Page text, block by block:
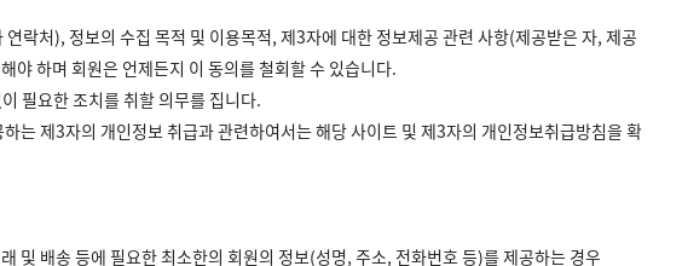
락처), 정보의 수집 목적 및 이용목적, 제3자에 대한 정보제공 관련 사항(제공받은 자, 제공
야 하며 회원은 언제든지 이 동의를 철회할 수 있습니다.
필요한 조치를 취할 의무를 집니다.
는 제3자의 개인정보 취급과 관련하여서는 해당 사이트 및 제3자의 개인정보취급방침을 확
및 배송 등에 필요한 최소한의 회원의 정보(성명, 주소, 전화번호 등)를 제공하는 경우